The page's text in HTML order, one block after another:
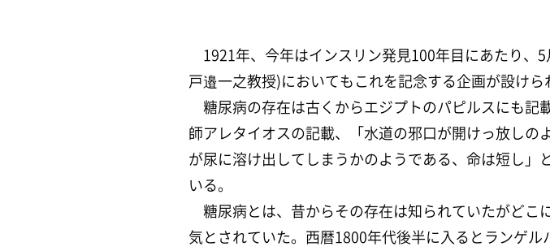
1921年、今年はインスリン発見100年目にあたり
戸邉一之教授)においてもこれを記念する企画が設けら
糖尿病の存在は古くからエジプトのパピルスにも
師アレタイオスの記載、「水道の邪口が開けっ放し
が尿に溶け出してしまうかのようである、命は短し
いる。
糖尿病とは、昔からその存在は知られていたがど
気とされていた。西暦1800年代後半に入るとランゲ